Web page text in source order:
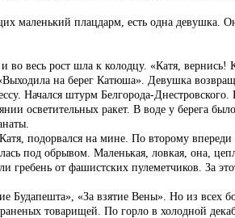
маленький плацдарм, есть одна девушка.
и во весь рост шла к колодцу. «Катя,
на берег Катюша». Девушка
Начался штурм Белгорода-
осветительных ракет. В воде у берега
подорвался на мине. По второму
под обрывом. Маленькая, ловкая, она,
гребень от фашистских пулеметчиков. За
Будапешта», «За взятие Вены». Но из всех
товарищей. По горло в холодной